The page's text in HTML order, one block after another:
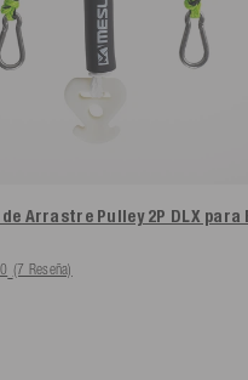
Arrastre Pulley 2P DLX para
(7 Reseña)